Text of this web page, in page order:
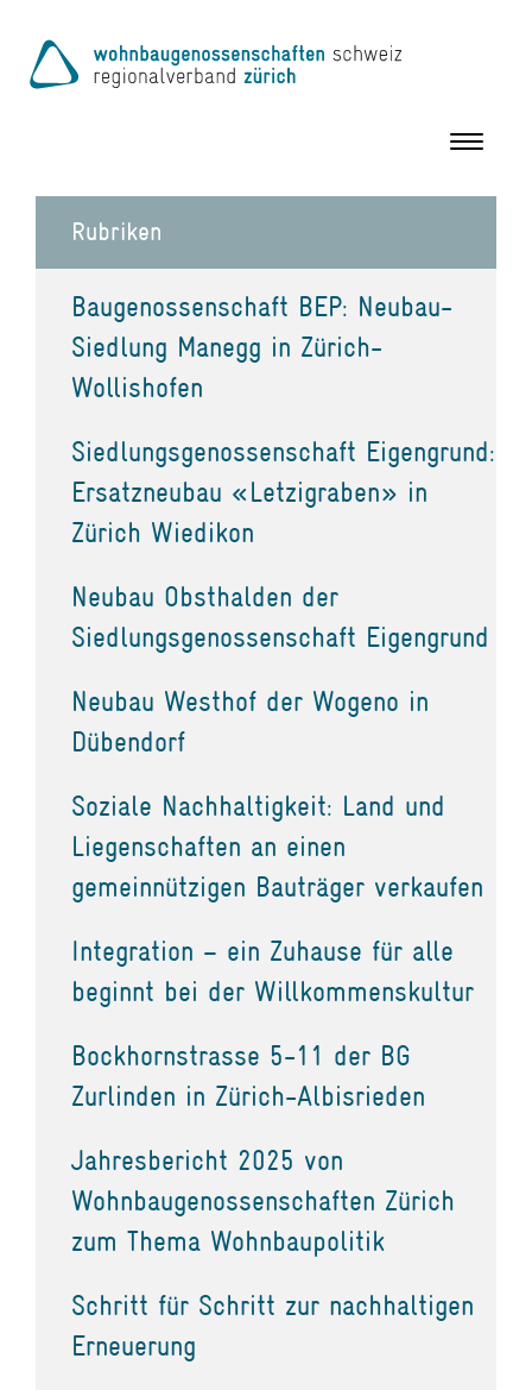
Toggle
Rubriken
Baugenossenschaft BEP: Neubau-
Siedlung Manegg in Zürich-
Wollishofen
Siedlungsgenossenschaft Eigengrund:
Ersatzneubau «Letzigraben» in
Zürich Wiedikon
Neubau Obsthalden der
Siedlungsgenossenschaft Eigengrund
Neubau Westhof der Wogeno in
Dübendorf
Soziale Nachhaltigkeit: Land und
Liegenschaften an einen
gemeinnützigen Bauträger verkaufen
Integration – ein Zuhause für alle
beginnt bei der Willkommenskultur
Bockhornstrasse 5-11 der BG
Zurlinden in Zürich-Albisrieden
Jahresbericht 2025 von
Wohnbaugenossenschaften Zürich
zum Thema Wohnbaupolitik
Schritt für Schritt zur nachhaltigen
Erneuerung